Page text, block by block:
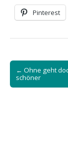
Pinterest
Post
navigation
← Ohne geht
schöner